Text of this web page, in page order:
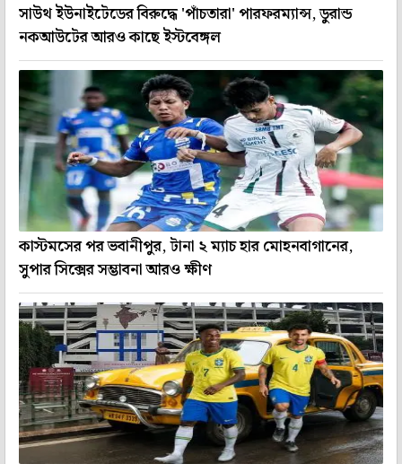
সাউথ ইউনাইটেডের বিরুদ্ধে 'পাঁচতারা' পারফরম্যান্স, ডুরান্ড
নকআউটের আরও কাছে ইস্টবেঙ্গল
কাস্টমসের পর ভবানীপুর, টানা ২ ম্যাচ হার মোহনবাগানের,
সুপার সিক্সের সম্ভাবনা আরও ক্ষীণ